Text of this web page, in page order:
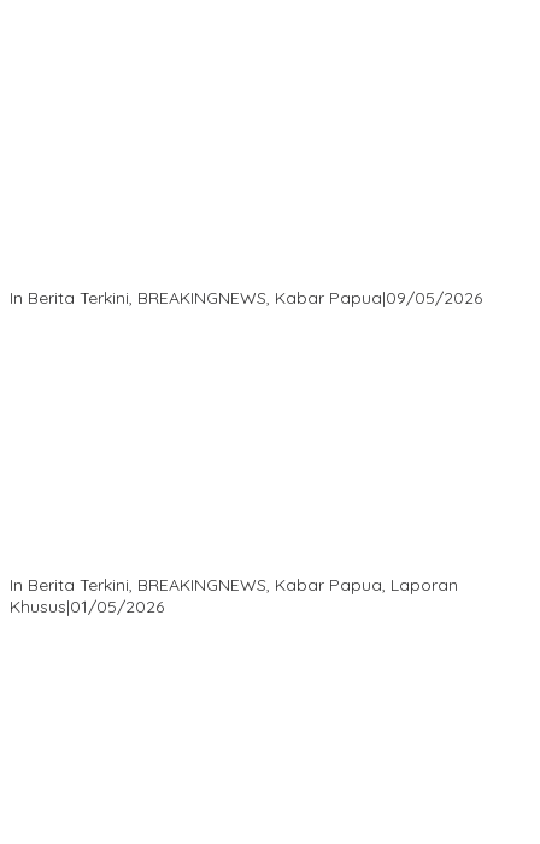
In Berita Terkini, BREAKINGNEWS, Kabar Papua|09/05/2026
In Berita Terkini, BREAKINGNEWS, Kabar Papua, Laporan
Khusus|01/05/2026